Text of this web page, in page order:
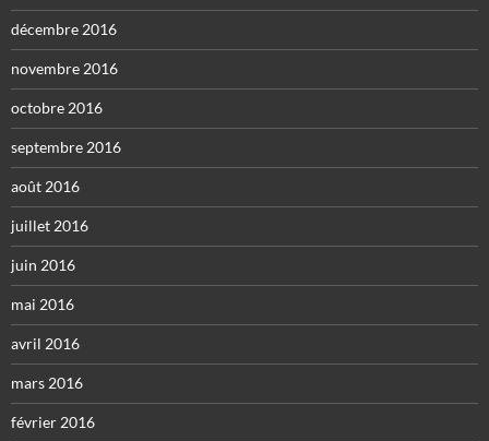
décembre 2016
novembre 2016
octobre 2016
septembre 2016
août 2016
juillet 2016
juin 2016
mai 2016
avril 2016
mars 2016
février 2016